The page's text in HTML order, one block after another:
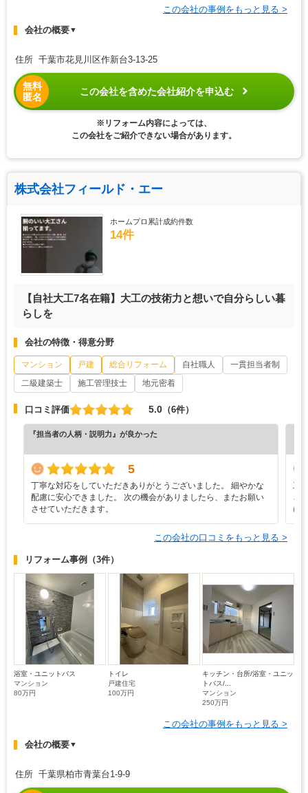
この会社の事例をもっと見る >
会社の概要▼
住所 千葉市花見川区作新台3-13-25
無料
匿名
この会社を含めた会社紹介を申込む
※リフォーム内容によっては、
この会社をご紹介できない場合があります。
株式会社フィールド・エー
ホームプロ累計成約件数
14件
【自社大工7名在籍】大工の技術力と想いで自分らしい暮
らしを
会社の特徴・得意分野
マンション 戸建 総合リフォーム 自社職人
一貫担当者制
二級建築士
施工管理技士 地元密着
口コミ評価 5.0 （6件）
『担当者の人柄・説明力』が良かった
5
丁寧な対応をしていただきありがとうございました。 細やかな
配慮に安心できました。 次の機会がありましたら、またお願い
させていただきます。
工
さ
に
この会社の口コミをもっと見る >
リフォーム事例 （3件）
浴室・ユニットバス
マンション
80万円
トイレ
戸建住宅
100万円
キッチン・台所/浴室・ユニッ
トバス/...
マンション
250万円
この会社の事例をもっと見る >
会社の概要▼
住所 千葉県柏市青葉台1-9-9